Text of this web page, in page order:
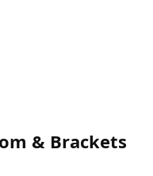
& Brackets